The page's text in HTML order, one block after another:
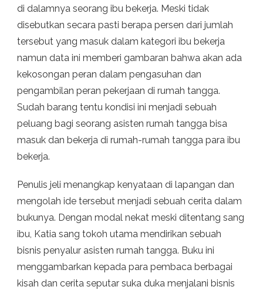
di dalamnya seorang ibu bekerja. Meski tidak
disebutkan secara pasti berapa persen dari jumlah
tersebut yang masuk dalam kategori ibu bekerja
namun data ini memberi gambaran bahwa akan ada
kekosongan peran dalam pengasuhan dan
pengambilan peran pekerjaan di rumah tangga.
Sudah barang tentu kondisi ini menjadi sebuah
peluang bagi seorang asisten rumah tangga bisa
masuk dan bekerja di rumah-rumah tangga para ibu
bekerja.
Penulis jeli menangkap kenyataan di lapangan dan
mengolah ide tersebut menjadi sebuah cerita dalam
bukunya. Dengan modal nekat meski ditentang sang
ibu, Katia sang tokoh utama mendirikan sebuah
bisnis penyalur asisten rumah tangga. Buku ini
menggambarkan kepada para pembaca berbagai
kisah dan cerita seputar suka duka menjalani bisnis